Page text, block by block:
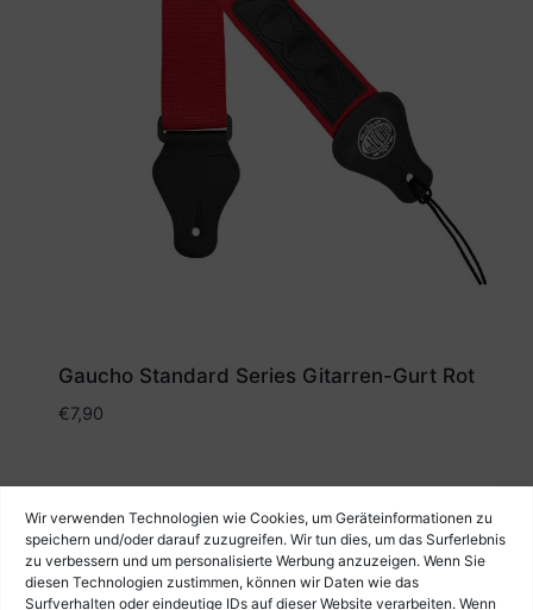
Wir verwenden Technologien wie Cookies, um Geräteinformationen zu
speichern und/oder darauf zuzugreifen. Wir tun dies, um das Surferlebnis
zu verbessern und um personalisierte Werbung anzuzeigen. Wenn Sie
diesen Technologien zustimmen, können wir Daten wie das
Surfverhalten oder eindeutige IDs auf dieser Website verarbeiten. Wenn
Gaucho Standard Series Gitarren-Gurt Rot
€7,90